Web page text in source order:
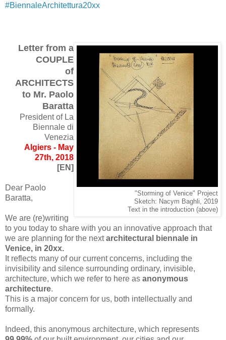
#BiennaleArchitettura20xx
"Storming of Venice" Project
Sketch: Nacym Baghli, 2019
Text in the introduction (above)
Letter from a
COUPLE
of
ARCHITECTS
to Mr. Paolo
Baratta
President of La
Biennale di
Venezia
Algiers - May
27th, 2018
[EN]
Dear Paolo
Baratta,
We are (re)writing
to you today to share with you an innovative approach that
we are planning for the nextarchitectural biennale in
Venice, in 20xx.
It reflects many of our current concerns, including the
invisibility and silence surrounding ordinary, invisible,
architecture, which we refer to here as anonymous
architecture.
This is a major concern for us, both intellectually and
formally.
Indeed, this anonymous architecture, which represents